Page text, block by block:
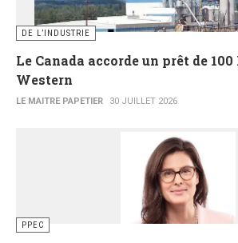
DE L’INDUSTRIE
Le Canada accorde un prêt de
Western
LE MAITRE PAPETIER 30 JUILLET 2026
PPEC